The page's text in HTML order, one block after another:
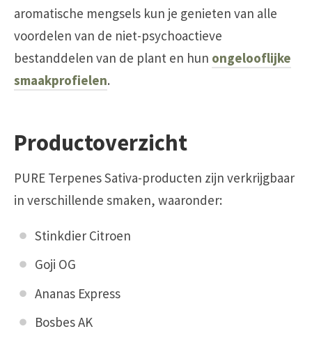
aromatische mengsels kun je genieten van alle
voordelen van de niet-psychoactieve
bestanddelen van de plant en hun ongelooflijke
smaakprofielen.
Productoverzicht
PURE Terpenes Sativa-producten zijn verkrijgbaar
in verschillende smaken, waaronder:
Stinkdier Citroen
Goji OG
Ananas Express
Bosbes AK